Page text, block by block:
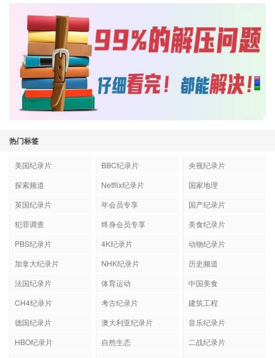
热门标签
美国纪录片 BBC纪录片
央视纪录片
探索频道
Netflix纪录片
国家地理
英国纪录片
年会员专享
国产纪录片
犯罪调查
终身会员专享
美食纪录片
PBS纪录片
4K纪录片
动物纪录片
加拿大纪录片
NHK纪录片
历史频道
法国纪录片
体育运动
中国美食
CH4纪录片
考古纪录片
建筑工程
德国纪录片
澳大利亚纪录片
音乐纪录片
HBO纪录片
自然生态
二战纪录片